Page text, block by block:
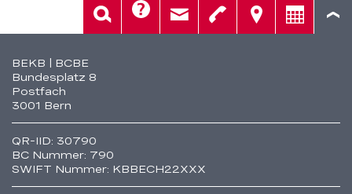
Fusszeile
BEKB | BCBE
Bundesplatz 8
Postfach
3001 Bern
QR-IID: 30790
BC Nummer: 790
SWIFT Nummer: KBBECH22XXX